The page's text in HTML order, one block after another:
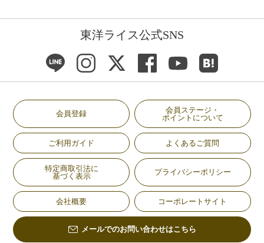
東洋ライス公式SNS
会員登録
会員ステージ・
ポイントについて
ご利用ガイド よくあるご質問
特定商取引法に
基づく表示
プライバシーポリシー
会社概要 コーポレートサイト
メールでのお問い合わせはこちら